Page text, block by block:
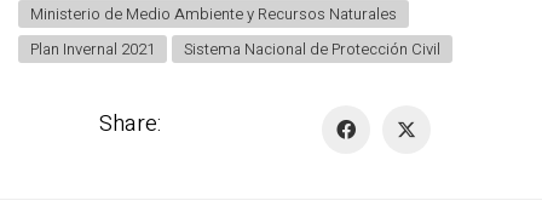
Ministerio de Medio Ambiente y Recursos Naturales
Plan Invernal 2021
Sistema Nacional de Protección Civil
Share: